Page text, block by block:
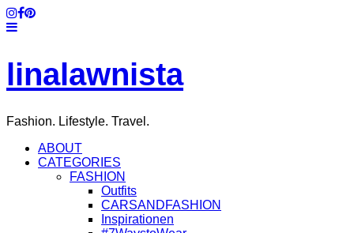
linalawnista
Fashion. Lifestyle. Travel.
ABOUT
CATEGORIES
FASHION
Outfits
CARSANDFASHION
Inspirationen